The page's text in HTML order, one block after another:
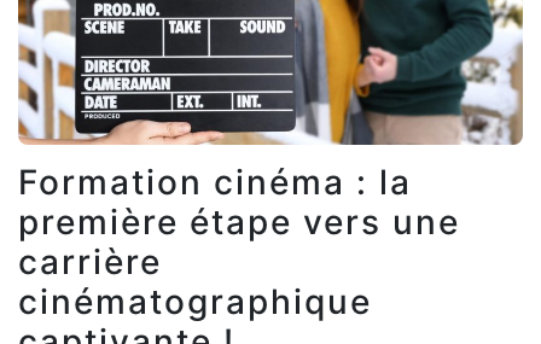
Formation cinéma : la
première étape vers une
carrière
cinématographique